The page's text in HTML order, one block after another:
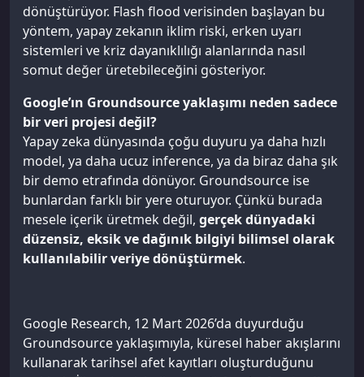
dönüştürüyor. Flash flood verisinden başlayan bu
yöntem, yapay zekanın iklim riski, erken uyarı
sistemleri ve kriz dayanıklılığı alanlarında nasıl
somut değer üretebileceğini gösteriyor.
Google’ın Groundsource yaklaşımı neden sadece
bir veri projesi değil?
Yapay zeka dünyasında çoğu duyuru ya daha hızlı
model, ya daha ucuz inference, ya da biraz daha şık
bir demo etrafında dönüyor. Groundsource ise
bunlardan farklı bir yere oturuyor. Çünkü burada
mesele içerik üretmek değil, gerçek dünyadaki
düzensiz, eksik ve dağınık bilgiyi bilimsel olarak
kullanılabilir veriye dönüştürmek.
Google Research, 12 Mart 2026’da duyurduğu
Groundsource yaklaşımıyla, küresel haber akışlarını
kullanarak tarihsel afet kayıtları oluşturduğunu